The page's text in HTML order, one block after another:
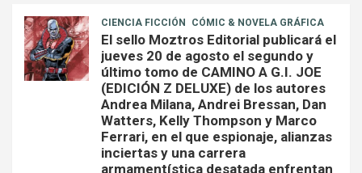
CIENCIA FICCIÓN CÓMIC & NOVELA GRÁFICA
El sello Moztros Editorial publicará el
jueves 20 de agosto el segundo y
último tomo de CAMINO A G.I. JOE
(EDICIÓN Z DELUXE) de los autores
Andrea Milana, Andrei Bressan, Dan
Watters, Kelly Thompson y Marco
Ferrari, en el que espionaje, alianzas
inciertas y una carrera
armamentística desatada enfrentan